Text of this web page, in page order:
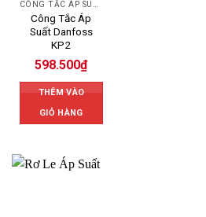
Công Tắc Áp
Suất Danfoss
KP2
598.500₫
THÊM VÀO
GIỎ HÀNG